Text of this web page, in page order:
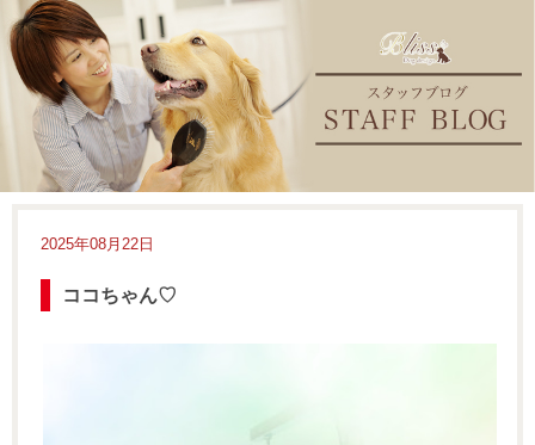
2025年08月22日
ココちゃん♡